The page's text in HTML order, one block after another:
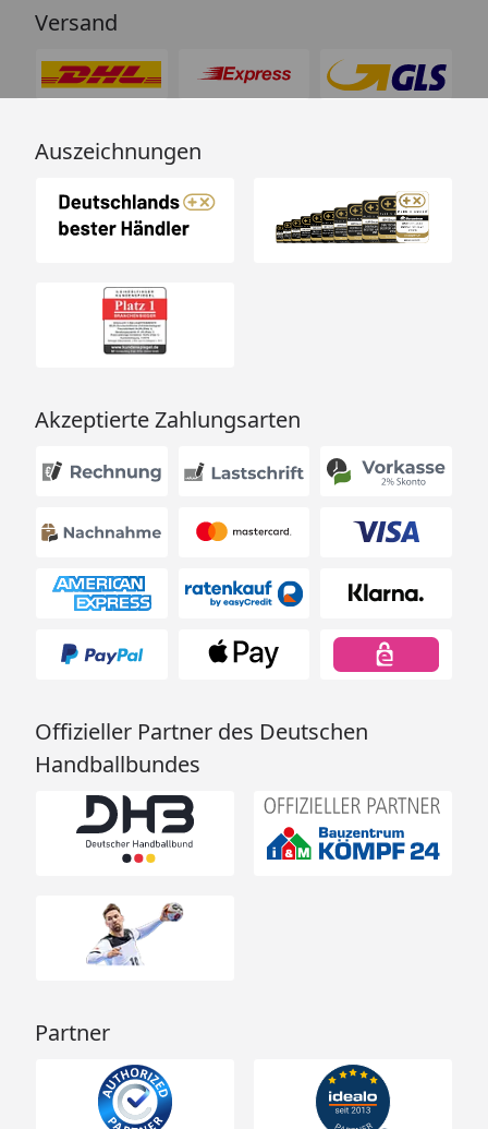
Versand
Auszeichnungen
Akzeptierte Zahlungsarten
Offizieller Partner des Deutschen
Handballbundes
Partner